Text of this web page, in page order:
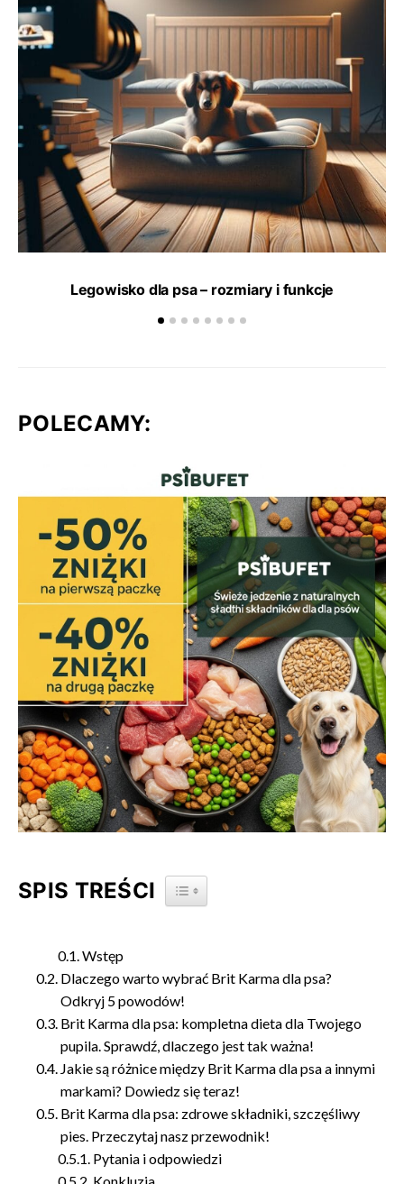
Legowisko dla psa – rozmiary i funkcje
POLECAMY:
SPIS TREŚCI TOGGLE TABLE OF CONTENT
Wstęp
Dlaczego warto wybrać Brit Karma dla psa?
Odkryj 5 powodów!
Brit Karma dla psa: kompletna dieta dla Twojego
pupila. Sprawdź, dlaczego jest tak ważna!
Jakie są różnice między Brit Karma dla psa a innymi
markami? Dowiedz się teraz!
Brit Karma dla psa: zdrowe składniki, szczęśliwy
pies. Przeczytaj nasz przewodnik!
Pytania i odpowiedzi